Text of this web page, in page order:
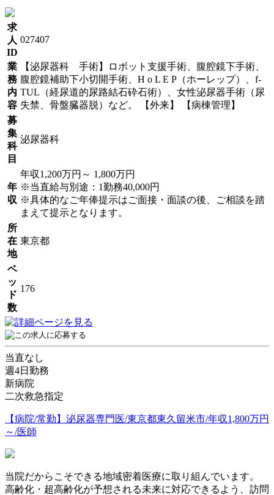
求
人
ID
027407
業
務
内
容
【泌尿器科 手術】ロボット支援手術、腹腔鏡下手術、
腹腔鏡補助下小切開手術、H o L E P（ホーレップ）、f-
TUL（経尿道的尿路結石砕石術）、女性泌尿器手術（尿
失禁、骨盤臓器脱）など。 【外来】 【病棟管理】
募
集
科
目
泌尿器科
年
収
年収1,200万円～ 1,800万円
※当直給与別途：1勤務40,000円
※具体的なご年俸提示はご面接・面談の後、ご相談を踏
まえて提示となります。
所
在
地
東京都
ベ
ッ
ド
数
176
当直なし
週4日勤務
新病院
二次救急指定
【病院/常勤】泌尿器専門医/東京都東久留米市/年収1,800万円
～/医師
当院だからこそできる地域密着医療に取り組んでいます。
高齢化・超高齢化が予想される未来に対応できるよう、訪問